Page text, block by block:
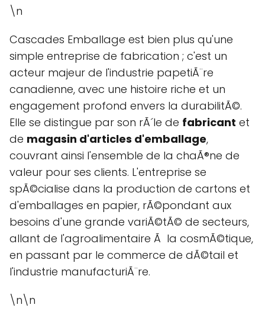
\n
Cascades Emballage est bien plus qu'une
simple entreprise de fabrication ; c'est un
acteur majeur de l'industrie papetiÃ¨re
canadienne, avec une histoire riche et un
engagement profond envers la durabilitÃ©.
Elle se distingue par son rÃ´le de fabricant et
de magasin d'articles d'emballage,
couvrant ainsi l'ensemble de la chaÃ®ne de
valeur pour ses clients. L'entreprise se
spÃ©cialise dans la production de cartons et
d'emballages en papier, rÃ©pondant aux
besoins d'une grande variÃ©tÃ© de secteurs,
allant de l'agroalimentaire Ã la cosmÃ©tique,
en passant par le commerce de dÃ©tail et
l'industrie manufacturiÃ¨re.
\n\n